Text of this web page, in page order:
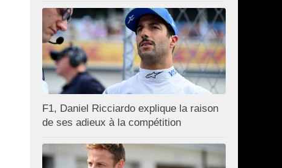
F1, Daniel Ricciardo explique la raison
de ses adieux à la compétition